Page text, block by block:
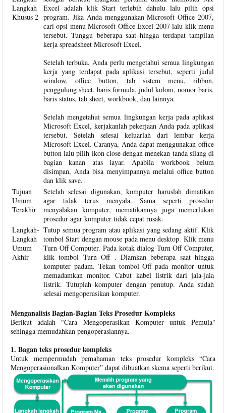
Langkah
Khusus 2
Excel adalah klik Start terlebih dahulu lalu pilih opsi
program. Jika Anda menggunakan Microsoft Office 2007,
cari opsi menu Microsoft Office Excel 2007 lalu klik menu
tersebut. Tunggu beberapa saat hingga terdapat tampilan
kerja spreadsheet Microsoft Excel.
Setelah terbuka, Anda perlu mengetahui semua lingkungan
kerja yang terdapat pada aplikasi tersebut, seperti judul
window, office button, tab sistem menu, ribbon,
penggulung sheet, baris formula, judul kolom, nomor baris,
baris status, tab sheet, workbook, dan lainnya.
Setelah mengetahui semua lingkungan kerja pada aplikasi
Microsoft Excel, kerjakanlah pekerjaan Anda pada aplikasi
tersebut. Setelah selesai keluarlah dari lembar kerja
Microsoft Excel. Caranya, Anda dapat menggunakan office
button lalu pilih ikon close dengan menekan tanda silang di
bagian kanan atas layar. Apabila workbook belum
disimpan, Anda bisa menyimpannya melalui office button
dan klik save.
Tujuan
Umum
Terakhir
Setelah selesai digunakan, komputer haruslah dimatikan
agar tidak terus menyala. Sama seperti prosedur
menyalakan komputer, mematikannya juga memerlukan
prosedur agar komputer tidak cepat rusak.
Langkah-
Langkah
Umum
Akhir
Tutup semua program atau aplikasi yang sedang aktif. Klik
tombol Start dengan mouse pada menu desktop. Klik menu
Turn Off Computer. Pada kotak dialog Turn Off Computer,
klik tombol Turn Off . Diamkan beberapa saat hingga
komputer padam. Tekan tombol Off pada monitor untuk
memadamkan monitor. Cabut kabel listrik dari jala-jala
listrik. Tutuplah komputer dengan penutup. Anda sudah
selesai mengoperasikan komputer.
Menganalisis Bagian-Bagian Teks Prosedur Kompleks
Berikut adalah "Cara Mengoperasikan Komputer untuk Pemula"
sehingga memudahkan pengoperasiannya.
1. Bagan teks prosedur kompleks
Untuk mempermudah pemahaman teks prosedur kompleks “Cara
Mengoperasionalkan Komputer” dapat dibuatkan skema seperti berikut.